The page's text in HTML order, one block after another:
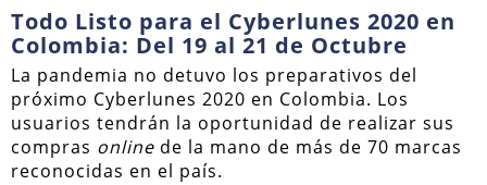
Todo Listo para el Cyberlunes 2020 en
Colombia: Del 19 al 21 de Octubre
La pandemia no detuvo los preparativos del
próximo Cyberlunes 2020 en Colombia. Los
usuarios tendrán la oportunidad de realizar sus
compras online de la mano de más de 70 marcas
reconocidas en el país.